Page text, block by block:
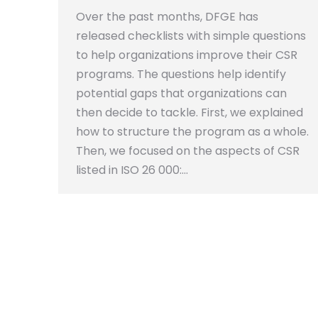
Over the past months, DFGE has
released checklists with simple questions
to help organizations improve their CSR
programs. The questions help identify
potential gaps that organizations can
then decide to tackle. First, we explained
how to structure the program as a whole.
Then, we focused on the aspects of CSR
listed in ISO 26 000:…